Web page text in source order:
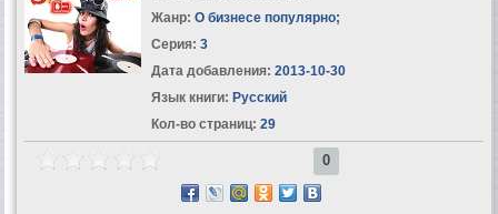
Жанр: О бизнесе популярно;
Серия: 3
Дата добавления: 2013-10-30
Язык книги: Русский
Кол-во страниц: 29
0